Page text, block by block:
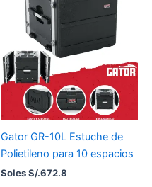
Gator GR-10L Estuche de
Polietileno para 10 espacios
Soles S/.672.8